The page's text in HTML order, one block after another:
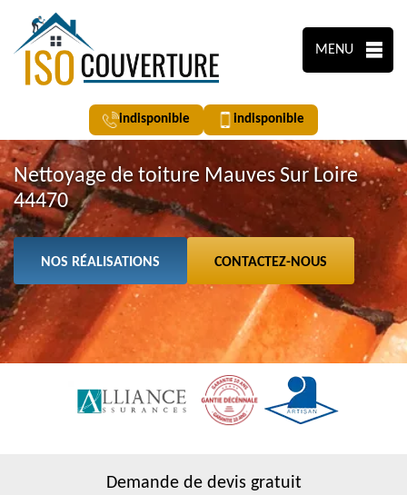
MENU
indisponible indisponible
Nettoyage de toiture Mauves Sur Loire
44470
NOS RÉALISATIONS CONTACTEZ-NOUS
Demande de devis gratuit